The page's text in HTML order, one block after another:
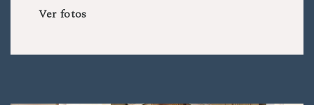
Ver fotos